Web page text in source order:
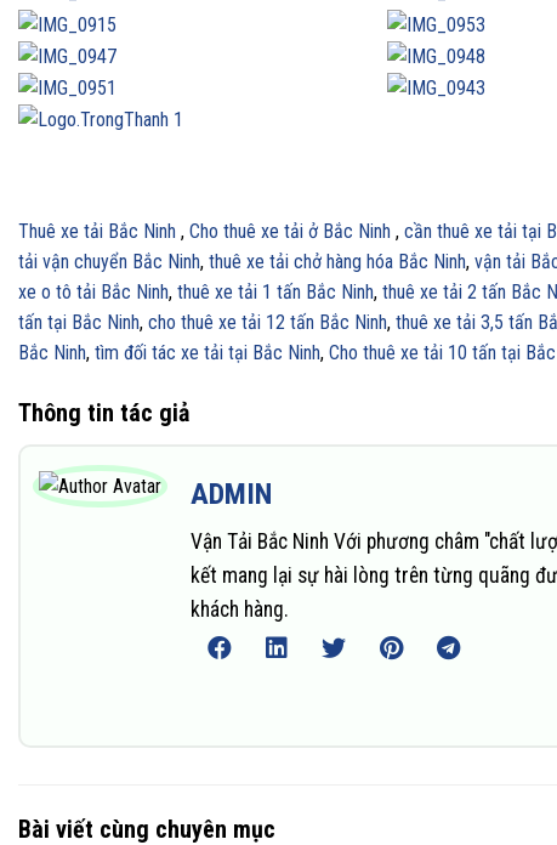
Thuê xe tải Bắc Ninh , Cho thuê xe tải ở Bắc Ninh , cần thuê xe tải tại
tải vận chuyển Bắc Ninh, thuê xe tải chở hàng hóa Bắc Ninh, vận tải
xe o tô tải Bắc Ninh, thuê xe tải 1 tấn Bắc Ninh, thuê xe tải 2 tấn Bắc
tấn tại Bắc Ninh, cho thuê xe tải 12 tấn Bắc Ninh, thuê xe tải 3,5 tấn
Bắc Ninh, tìm đối tác xe tải tại Bắc Ninh, Cho thuê xe tải 10 tấn tại
Thông tin tác giả
ADMIN
Vận Tải Bắc Ninh Với phương châm "chất
kết mang lại sự hài lòng trên từng quãng
khách hàng.
Bài viết cùng chuyên mục